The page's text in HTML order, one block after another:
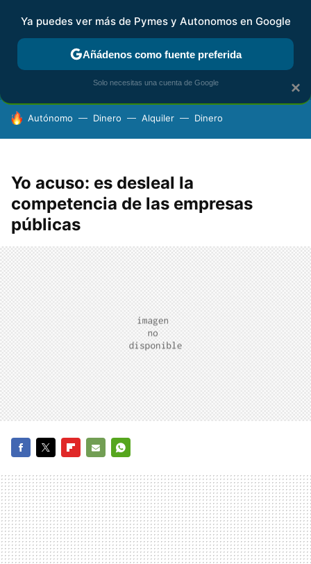
FISCALIDAD Y CONTABILIDAD KIT DIGITAL RENTA
HOY SE HABLA DE
Autónomo Dinero Alquiler Dinero
Yo acuso: es desleal la
competencia de las empresas
públicas
MAIL
×
Ya puedes ver más de Pymes y Autonomos en Google
Añádenos como fuente preferida
Solo necesitas una cuenta de Google